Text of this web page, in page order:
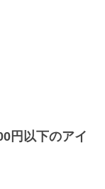
円以下のアイ